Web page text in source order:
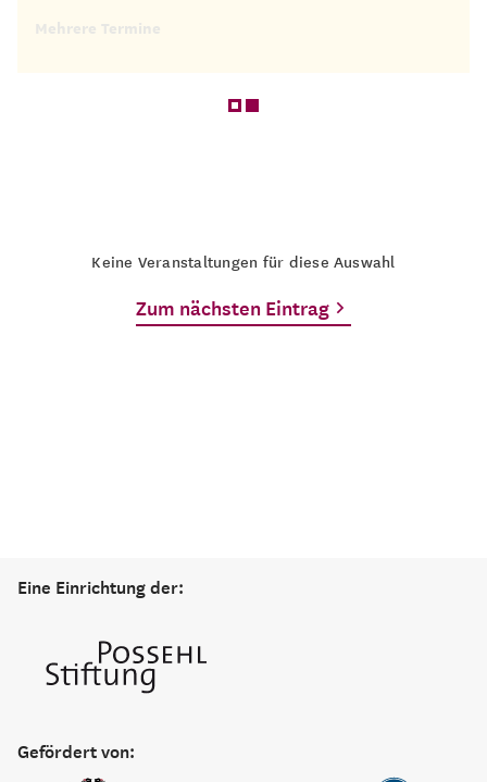
Mehrere Termine
Keine Veranstaltungen für diese Auswahl
Zum nächsten Eintrag
Eine Einrichtung der:
Gefördert von: